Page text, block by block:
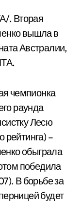
. Вторая
вышла в
Австралии,
чемпионка
раунда
Лесю
рейтинга) –
обыграла
победила
В борьбе за
будет